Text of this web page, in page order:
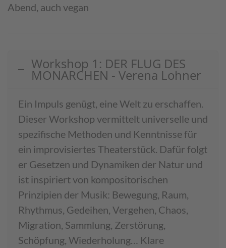
Abend, auch vegan
Workshop 1: DER FLUG DES
MONARCHEN - Verena Lohner
Ein Impuls genügt, eine Welt zu erschaffen.
Dieser Workshop vermittelt universelle und
spezifische Methoden und Kenntnisse für
ein improvisiertes Theaterstück. Dafür folgt
er Gesetzen und Dynamiken der Natur und
ist inspiriert von kompositorischen
Prinzipien der Musik: Bewegung, Raum,
Rhythmus, Gedeihen, Vergehen, Chaos,
Migration, Sammlung, Zerstörung,
Schöpfung, Wiederholung… Klare